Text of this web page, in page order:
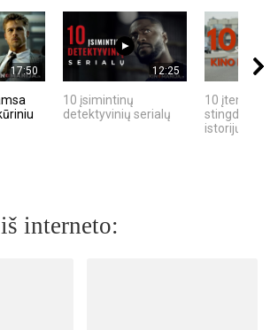
17:50 12:25
10 įsimintinų
detektyvinių serialų
10 įtemptų,
stingdančių
istorijų
interneto: